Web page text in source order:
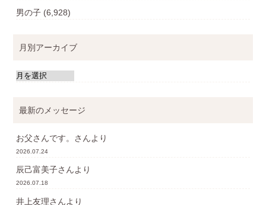
男の子 (6,928)
月別アーカイブ
最新のメッセージ
お父さんです。 さんより
2026.07.24
辰己富美子さんより
2026.07.18
井上友理さんより